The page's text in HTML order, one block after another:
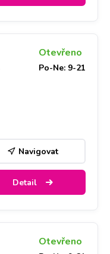
Otevřeno
Po-Ne: 9-21
Navigovat
Detail
Otevřeno